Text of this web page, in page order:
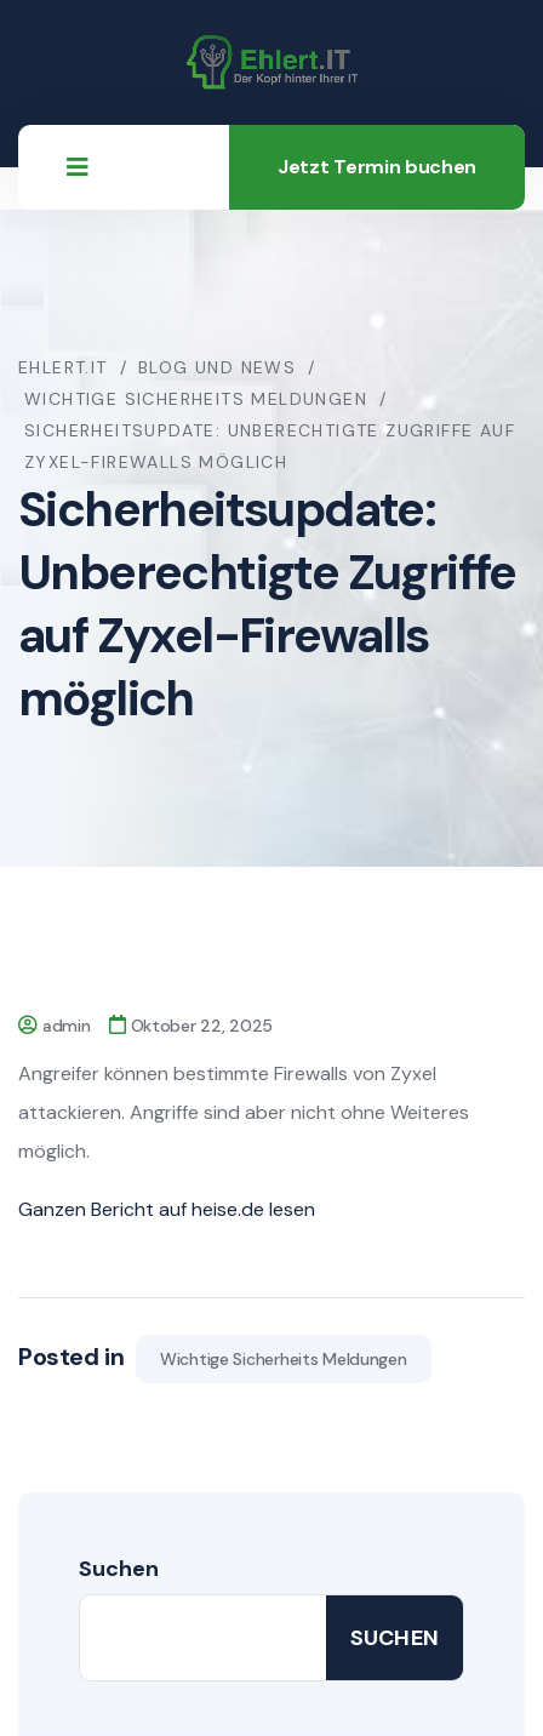
Jetzt Termin buchen
EHLERT.IT
BLOG UND NEWS
WICHTIGE SICHERHEITS MELDUNGEN
SICHERHEITSUPDATE: UNBERECHTIGTE ZUGRIFFE AUF
ZYXEL-FIREWALLS MÖGLICH
Sicherheitsupdate:
Unberechtigte Zugriffe
auf Zyxel-Firewalls
möglich
admin Oktober 22, 2025
Angreifer können bestimmte Firewalls von Zyxel
attackieren. Angriffe sind aber nicht ohne Weiteres
möglich.
Ganzen Bericht auf heise.de lesen
Posted in Wichtige Sicherheits Meldungen
Suchen
SUCHEN